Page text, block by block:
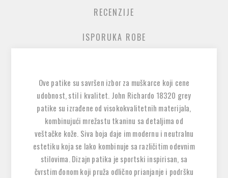
RECENZIJE
ISPORUKA ROBE
Ove patike su savršen izbor za muškarce koji cene
udobnost, stil i kvalitet. John Richardo 18320 grey
patike su izrađene od visokokvalitetnih materijala,
kombinujući mrežastu tkaninu sa detaljima od
veštačke kože. Siva boja daje im modernu i neutralnu
estetiku koja se lako kombinuje sa različitim odevnim
stilovima. Dizajn patika je sportski inspirisan, sa
čvrstim đonom koji pruža odlično prianjanje i podršku